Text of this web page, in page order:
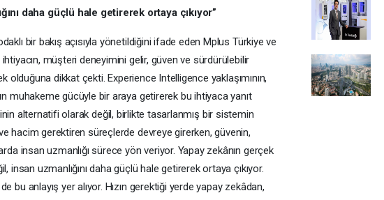
daha güçlü hale getirerek ortaya çıkıyor”
bir bakış açısıyla yönetildiğini ifade eden Mplus Türkiye ve
ihtiyacın, müşteri deneyimini gelir, güven ve sürdürülebilir
dikkat çekti. Experience Intelligence yaklaşımının,
muhakeme gücüyle bir araya getirerek bu ihtiyaca yanıt
alternatifi olarak değil, birlikte tasarlanmış bir sistemin
hacim gerektiren süreçlerde devreye girerken, güvenin,
insan uzmanlığı sürece yön veriyor. Yapay zekânın gerçek
insan uzmanlığını daha güçlü hale getirerek ortaya çıkıyor.
bu anlayış yer alıyor. Hızın gerektiği yerde yapay zekâdan,